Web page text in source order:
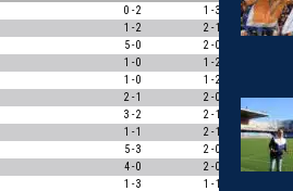
0 - 2 1 - 3
1
1 - 2 2 - 1
0
5 - 0 2 - 0
1 - 0 1 - 2
1 - 0 1 - 2
2 - 1 2 - 0
1
3 - 2 2 - 1
1
1 - 1 2 - 1
0
5 - 3 2 - 0
1
4 - 0 2 - 0
1
1 - 3 1 - 1